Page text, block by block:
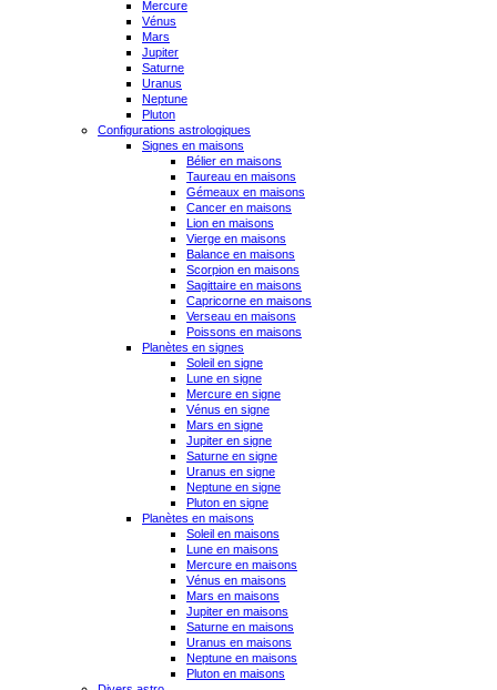
Mercure
Vénus
Mars
Jupiter
Saturne
Uranus
Neptune
Pluton
Configurations astrologiques
Signes en maisons
Bélier en maisons
Taureau en maisons
Gémeaux en maisons
Cancer en maisons
Lion en maisons
Vierge en maisons
Balance en maisons
Scorpion en maisons
Sagittaire en maisons
Capricorne en maisons
Verseau en maisons
Poissons en maisons
Planètes en signes
Soleil en signe
Lune en signe
Mercure en signe
Vénus en signe
Mars en signe
Jupiter en signe
Saturne en signe
Uranus en signe
Neptune en signe
Pluton en signe
Planètes en maisons
Soleil en maisons
Lune en maisons
Mercure en maisons
Vénus en maisons
Mars en maisons
Jupiter en maisons
Saturne en maisons
Uranus en maisons
Neptune en maisons
Pluton en maisons